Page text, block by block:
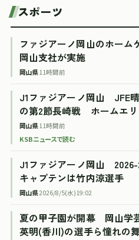
スポーツ
ファジアーノ岡山のホー
岡山支社が実施
岡山県11時間前
J1ファジアーノ岡山 JFE
の第2節長崎戦 ホームエ
岡山県11時間前
KSBニュースで読む
J1ファジアーノ岡山 2026-
キャプテンは竹内涼選手
岡山県2026/8/5(水)19:02
夏の甲子園が開幕 岡山学
英明(香川)の選手ら憧れの